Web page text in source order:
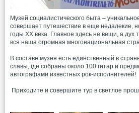
Музей социалистического быта –
совершает путешествие в еще недалекие,
годы ХХ века. Главное здесь не вещи, а дух
вся наша огромная многонациональная
В составе музея есть единственный в
славы, где собраны около 100 гитар и
автографами известных рок-исполнителей!
Приходите и совершите тур в светлое